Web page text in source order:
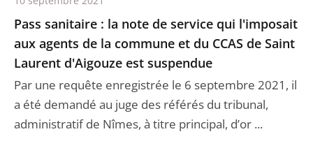
Pass sanitaire : la note de service qui l'imposait
aux agents de la commune et du CCAS de Saint
Laurent d'Aigouze est suspendue
Par une requête enregistrée le 6 septembre 2021, il
a été demandé au juge des référés du tribunal,
administratif de Nîmes, à titre principal, d’or ...